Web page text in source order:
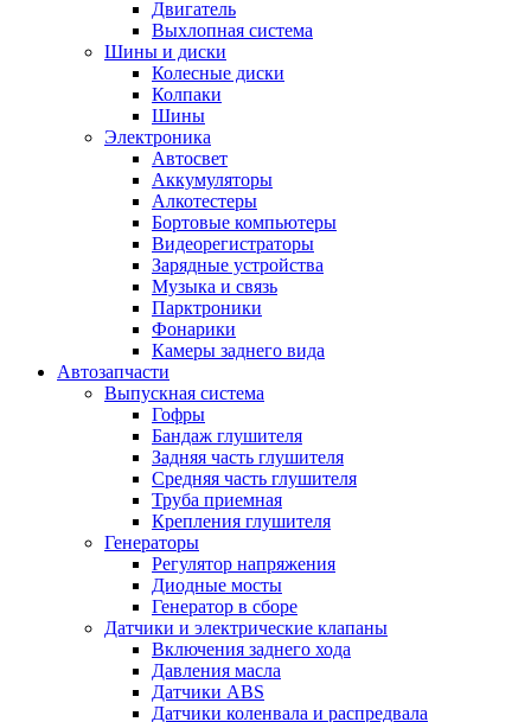
Двигатель
Выхлопная система
Шины и диски
Колесные диски
Колпаки
Шины
Электроника
Автосвет
Аккумуляторы
Алкотестеры
Бортовые компьютеры
Видеорегистраторы
Зарядные устройства
Музыка и связь
Парктроники
Фонарики
Камеры заднего вида
Автозапчасти
Выпускная система
Гофры
Бандаж глушителя
Задняя часть глушителя
Средняя часть глушителя
Труба приемная
Крепления глушителя
Генераторы
Регулятор напряжения
Диодные мосты
Генератор в сборе
Датчики и электрические клапаны
Включения заднего хода
Давления масла
Датчики ABS
Датчики коленвала и распредвала